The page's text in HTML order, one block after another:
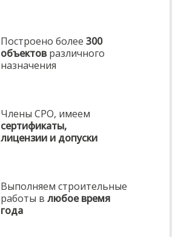
Построено более 300
объектовразличного
назначения
Члены СРО, имеем
сертификаты,
лицензии и допуски
Выполняем строительные
работы в любое время
года